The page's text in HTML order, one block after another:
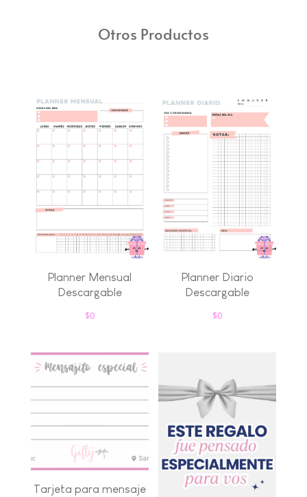
Otros Productos
Planner Mensual
Descargable
$0
Planner Diario
Descargable
$0
Tarjeta para mensaje